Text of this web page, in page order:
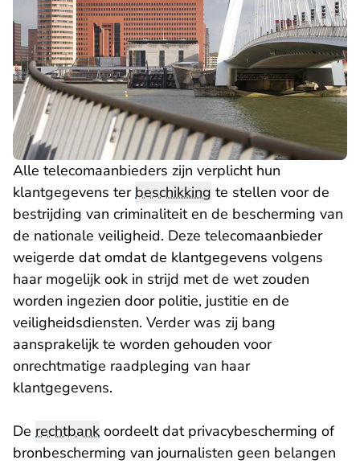
Alle telecomaanbieders zijn verplicht hun
klantgegevens terbeschikking te stellen voor de
bestrijding van criminaliteit en de bescherming van
de nationale veiligheid. Deze telecomaanbieder
weigerde dat omdat de klantgegevens volgens
haar mogelijk ook in strijd met de wet zouden
worden ingezien door politie, justitie en de
veiligheidsdiensten. Verder was zij bang
aansprakelijk te worden gehouden voor
onrechtmatige raadpleging van haar
klantgegevens.
De rechtbank oordeelt dat privacybescherming of
bronbescherming van journalisten geen belangen